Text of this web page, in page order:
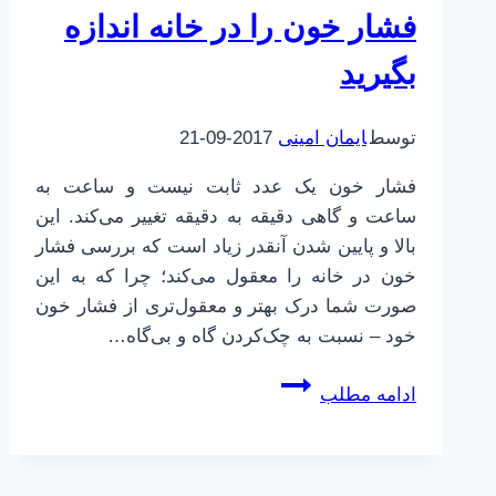
فشار خون را در خانه اندازه
بگیرید
توسطایمان امینی 2017-09-21
فشار خون یک عدد ثابت نیست و ساعت به
ساعت و گاهی دقیقه به دقیقه تغییر می‌کند. این
بالا و پایین شدن آنقدر زیاد است که بررسی فشار
خون در خانه را معقول می‌کند؛ چرا که به این
صورت شما درک بهتر و معقول‌تری از فشار خون
خود – نسبت به چک‌کردن گاه و بی‌گاه…
ادامه مطلب
فشار